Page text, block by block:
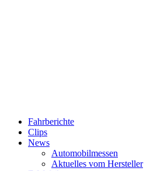
Fahrberichte
Clips
News
Automobilmessen
Aktuelles vom Hersteller